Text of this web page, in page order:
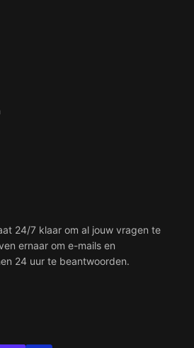
24/7 klaar om al jouw vragen te
ernaar om e-mails en
24 uur te beantwoorden.